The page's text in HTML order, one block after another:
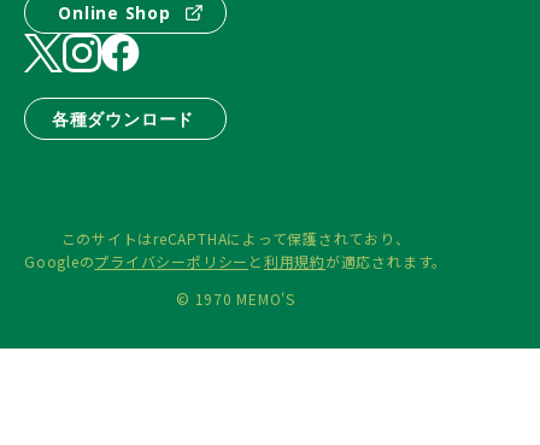
Online Shop
各種ダウンロード
このサイトはreCAPTHAによって保護されており、
Googleのプライバシーポリシー と利用規約が適応されます。
© 1970 MEMO'S